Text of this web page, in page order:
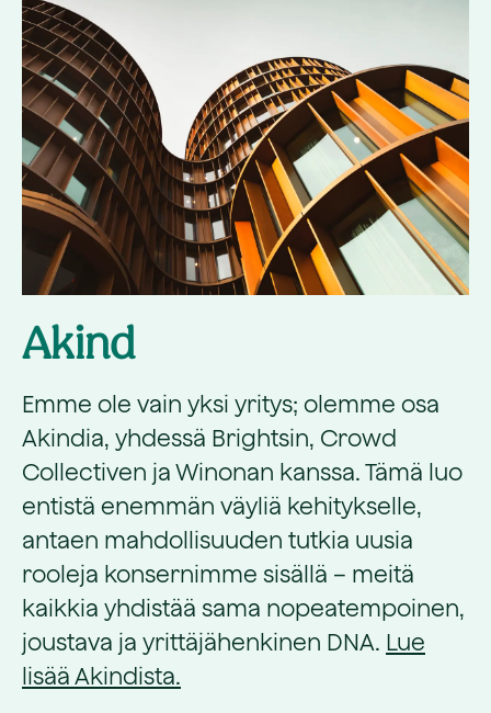
Akind
Emme ole vain yksi yritys; olemme osa
Akindia, yhdessä Brightsin, Crowd
Collectiven ja Winonan kanssa. Tämä luo
entistä enemmän väyliä kehitykselle,
antaen mahdollisuuden tutkia uusia
rooleja konsernimme sisällä – meitä
kaikkia yhdistää sama nopeatempoinen,
joustava ja yrittäjähenkinen DNA. Lue
lisää Akindista.